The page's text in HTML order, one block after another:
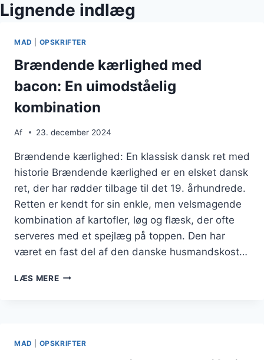
Lignende indlæg
MAD OPSKRIFTER
Brændende kærlighed med
bacon: En uimodståelig
kombination
Af 23. december 2024
Brændende kærlighed: En klassisk dansk ret med
historie Brændende kærlighed er en elsket dansk
ret, der har rødder tilbage til det 19. århundrede.
Retten er kendt for sin enkle, men velsmagende
kombination af kartofler, løg og flæsk, der ofte
serveres med et spejlæg på toppen. Den har
været en fast del af den danske husmandskost…
LÆS MEREBRÆNDENDE
KOMBINATION
MAD OPSKRIFTER